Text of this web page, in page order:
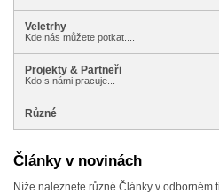
Veletrhy
Kde nás můžete potkat....
Projekty & Partneři
Kdo s námi pracuje...
Různé
Články v novinách
Níže naleznete různé Články v odborném